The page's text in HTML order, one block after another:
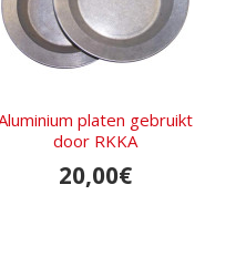
platen gebruikt
door RKKA
20,00€